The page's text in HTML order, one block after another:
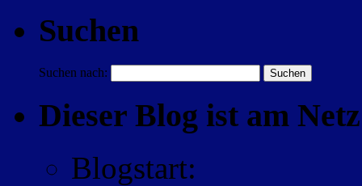
Suchen
Suchen nach:
Dieser Blog ist am
Blogstart: